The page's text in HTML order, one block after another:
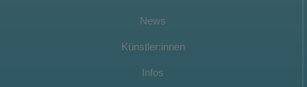
News
Künstler:innen
Infos